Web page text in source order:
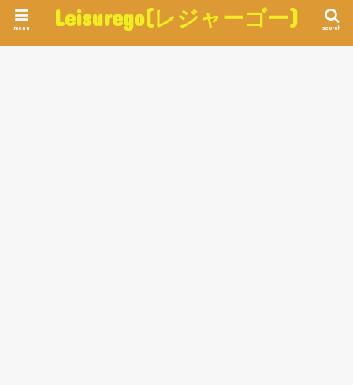
Leisurego(レジャーゴー) search
menu